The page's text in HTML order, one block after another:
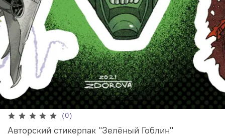
(0)
Авторский стикерпак "Зелёный Гоблин"